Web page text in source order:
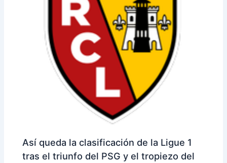
Así queda la clasificación de la Ligue 1
tras el triunfo del PSG y el tropiezo del